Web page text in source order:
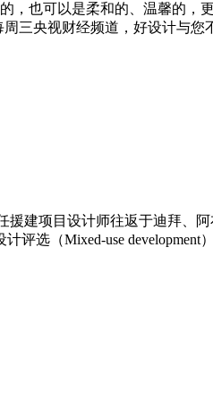
，也可以是柔和的、温馨的，
三央视财经频道，好设计与您
建项目设计师往返于迪拜、
计评选（Mixed-use development